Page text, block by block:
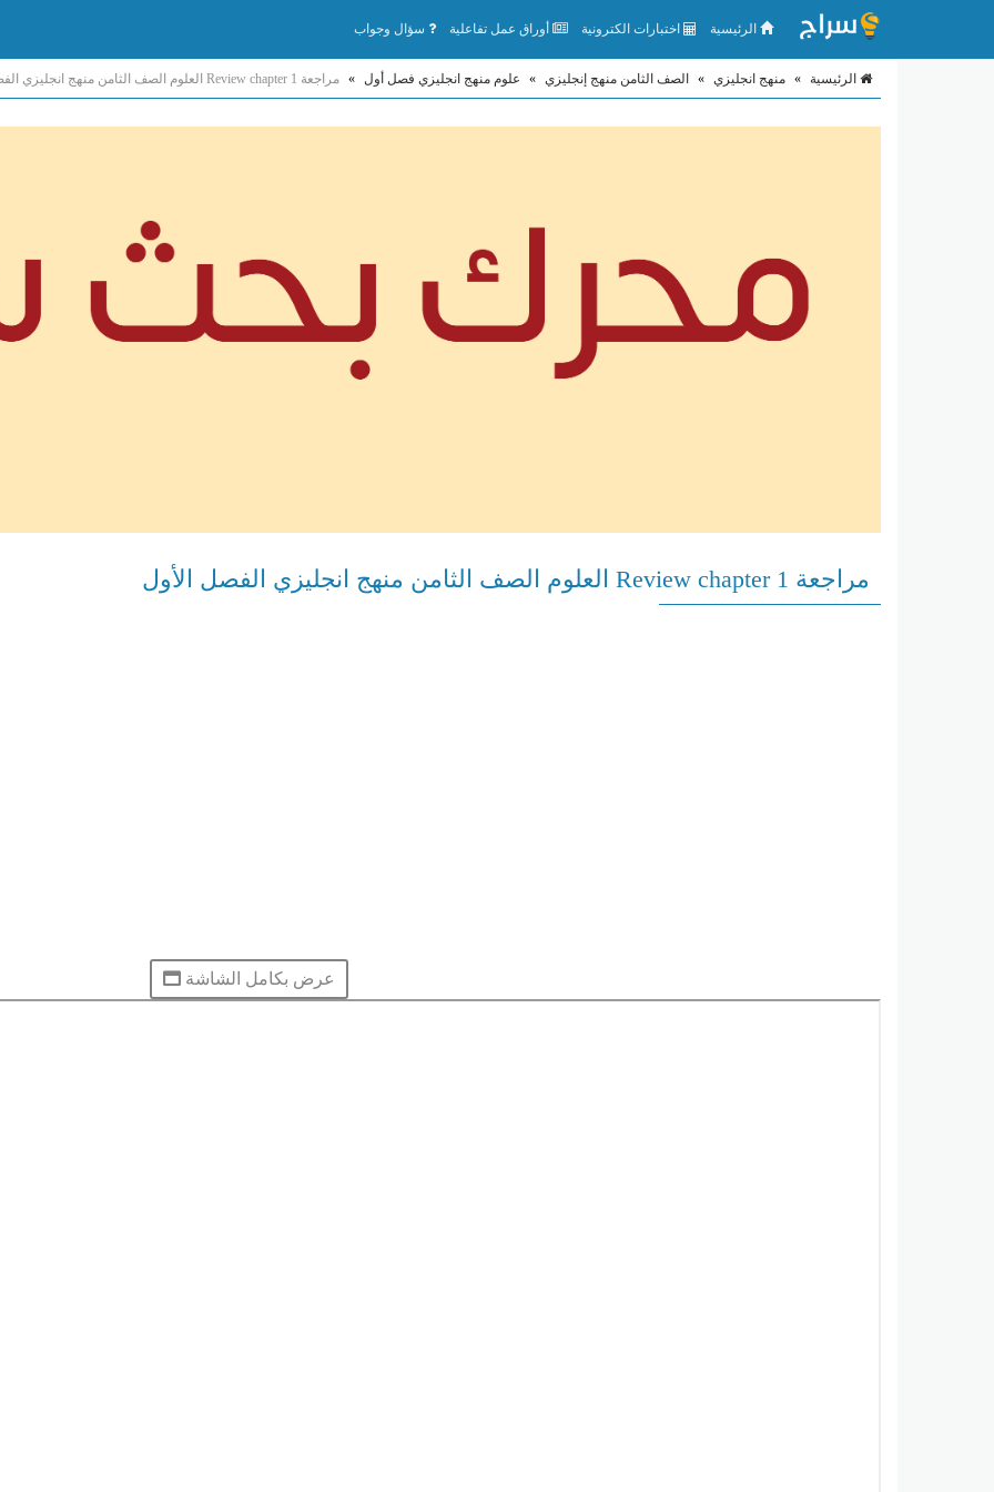
الرئيسية اختبارات الكترونية أوراق عمل تفاعلية سؤال وجواب
الرئيسية » منهج انجليزي » الصف الثامن منهج إنجليزي » علوم منهج انجليزي فصل أول » مراجعة Review chapter 1 العلوم الصف الثامن منهج انجليزي الفصل الأول
مراجعة Review chapter 1 العلوم الصف الثامن منهج انجليزي الفصل الأول
عرض بكامل الشاشة